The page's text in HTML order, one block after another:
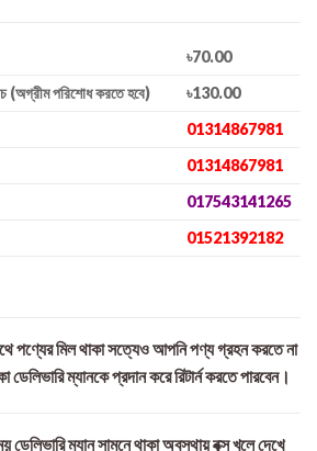
৳70.00
(অগ্রীম পরিশোধ করতে হবে)
৳130.00
01314867981
01314867981
017543141265
01521392182
পণ্যের মিল থাকা সত্যেও আপনি পণ্য গ্রহন করতে না
ডেলিভারি ম্যানকে প্রদান করে রিটার্ন করতে পারবেন।
ডেলিভারি ম্যান সামনে থাকা অবস্থায় বক্স খুলে দেখে